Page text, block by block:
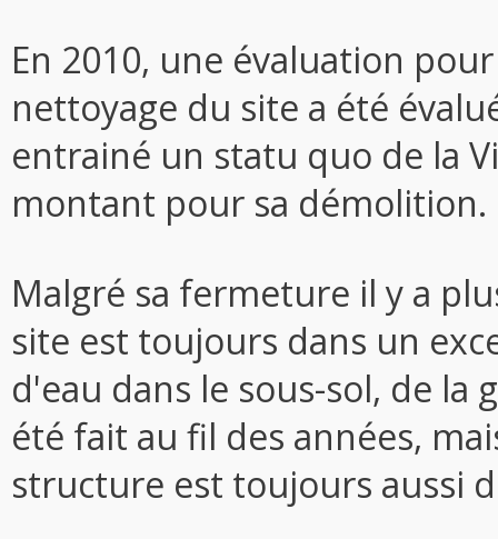
En 2010, une évaluation
nettoyage du site a été
entrainé un statu quo de la
montant pour sa démolition.
Malgré sa fermeture il y a
site est toujours dans un
d'eau dans le sous-sol, de la
été fait au fil des années,
structure est toujours aussi